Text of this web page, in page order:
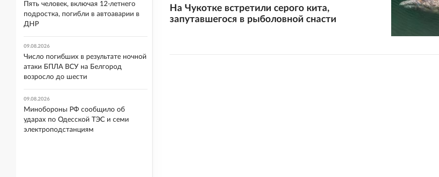
На Чукотке встретили серого кита,
запутавшегося в рыболовной снасти
Пять человек, включая 12-летнего
подростка, погибли в автоаварии в
ДНР
09.08.2026
Число погибших в результате ночной
атаки БПЛА ВСУ на Белгород
возросло до шести
09.08.2026
Минобороны РФ сообщило об
ударах по Одесской ТЭС и семи
электроподстанциям